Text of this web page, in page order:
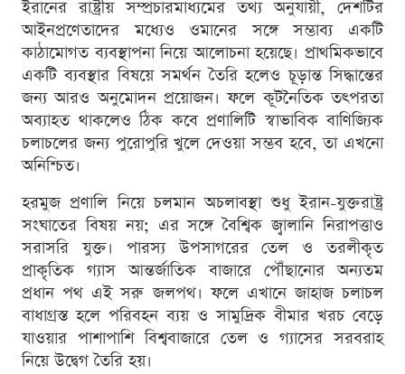
ইরানের রাষ্ট্রীয় সম্প্রচারমাধ্যমের তথ্য অনুযায়ী, দেশটির
আইনপ্রণেতাদের মধ্যেও ওমানের সঙ্গে সম্ভাব্য একটি
কাঠামোগত ব্যবস্থাপনা নিয়ে আলোচনা হয়েছে। প্রাথমিকভাবে
একটি ব্যবস্থার বিষয়ে সমর্থন তৈরি হলেও চূড়ান্ত সিদ্ধান্তের
জন্য আরও অনুমোদন প্রয়োজন। ফলে কূটনৈতিক তৎপরতা
অব্যাহত থাকলেও ঠিক কবে প্রণালিটি স্বাভাবিক বাণিজ্যিক
চলাচলের জন্য পুরোপুরি খুলে দেওয়া সম্ভব হবে, তা এখনো
অনিশ্চিত।
হরমুজ প্রণালি নিয়ে চলমান অচলাবস্থা শুধু ইরান-যুক্তরাষ্ট্র
সংঘাতের বিষয় নয়; এর সঙ্গে বৈশ্বিক জ্বালানি নিরাপত্তাও
সরাসরি যুক্ত। পারস্য উপসাগরের তেল ও তরলীকৃত
প্রাকৃতিক গ্যাস আন্তর্জাতিক বাজারে পৌঁছানোর অন্যতম
প্রধান পথ এই সরু জলপথ। ফলে এখানে জাহাজ চলাচল
বাধাগ্রস্ত হলে পরিবহন ব্যয় ও সামুদ্রিক বীমার খরচ বেড়ে
যাওয়ার পাশাপাশি বিশ্ববাজারে তেল ও গ্যাসের সরবরাহ
নিয়ে উদ্বেগ তৈরি হয়।